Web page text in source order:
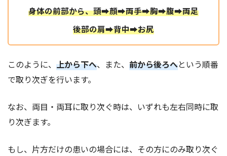
身体の前部から、頭➡顔➡両手➡胸➡腹➡両足
後部の肩➡背中➡お尻
このように、 上から下へ、また、 前から後ろへという順番
で取り次ぎを行います。
なお、両目・両耳に取り次ぐ時は、いずれも左右同時に取
り次ぎます。
もし、片方だけの患いの場合には、その方にのみ取り次ぐ